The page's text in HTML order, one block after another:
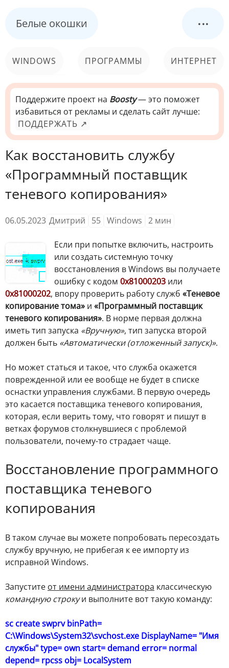
Белые окошки ...
WINDOWS ПРОГРАММЫ ИНТЕРНЕТ
КОМПЬЮТЕР
СИСТЕМА
Поддержите проект на Boosty— это поможет
избавиться от рекламы и сделать сайт лучше:
ПОДДЕРЖАТЬ ↗
Как восстановить службу
«Программный поставщик
теневого копирования»
06.05.2023 Дмитрий 55 Windows 2 мин
Если при попытке включить, настроить
или создать системную точку
восстановления в Windows вы получаете
ошибку с кодом 0x81000203 или
0x81000202, впору проверить работу служб «Теневое
копирование тома» и «Программный поставщик
теневого копирования». В норме первая должна
иметь тип запуска «Вручную», тип запуска второй
должен быть «Автоматически (отложенный запуск)».
Но может статься и такое, что служба окажется
поврежденной или ее вообще не будет в списке
оснастки управления службами. В первую очередь
это касается поставщика теневого копирования,
которая, если верить тому, что говорят и пишут в
ветках форумов столкнувшиеся с проблемой
пользователи, почему-то страдает чаще.
Восстановление программного
поставщика теневого
копирования
В таком случае вы можете попробовать пересоздать
службу вручную, не прибегая к ее импорту из
исправной Windows.
Запустите от имени администратора классическую
командную строкуи выполните вот такую команду:
sc create swprv binPath=
C:\Windows\System32\svchost.exe DisplayName= "Имя
службы" type= own start= demand error= normal
depend= rpcss obj= LocalSystem